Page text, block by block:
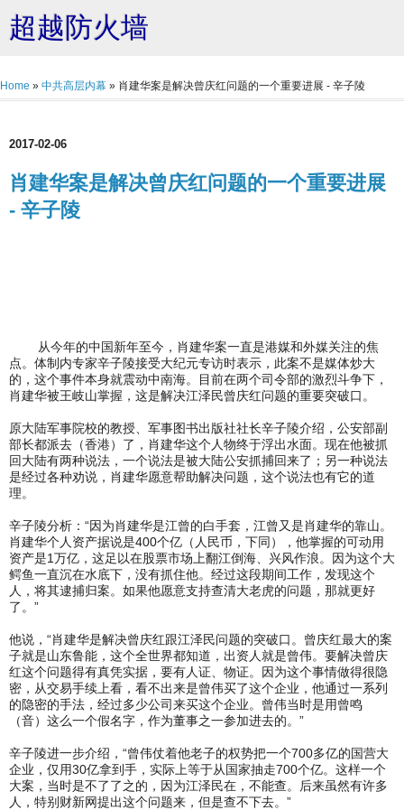
超越防火墙
Home » 中共高层内幕 » 肖建华案是解决曾庆红问题的一个重要进展 - 辛子陵
2017-02-06
肖建华案是解决曾庆红问题的一个重要进展
- 辛子陵
从今年的中国新年至今，肖建华案一直是港媒和外媒关注的焦
点。体制内专家辛子陵接受大纪元专访时表示，此案不是媒体炒大
的，这个事件本身就震动中南海。目前在两个司令部的激烈斗争下，
肖建华被王岐山掌握，这是解决江泽民曾庆红问题的重要突破口。
原大陆军事院校的教授、军事图书出版社社长辛子陵介绍，公安部副
部长都派去（香港）了，肖建华这个人物终于浮出水面。现在他被抓
回大陆有两种说法，一个说法是被大陆公安抓捕回来了；另一种说法
是经过各种劝说，肖建华愿意帮助解决问题，这个说法也有它的道
理。
辛子陵分析：“因为肖建华是江曾的白手套，江曾又是肖建华的靠山。
肖建华个人资产据说是400个亿（人民币，下同），他掌握的可动用
资产是1万亿，这足以在股票市场上翻江倒海、兴风作浪。因为这个大
鳄鱼一直沉在水底下，没有抓住他。经过这段期间工作，发现这个
人，将其逮捕归案。如果他愿意支持查清大老虎的问题，那就更好
了。”
他说，“肖建华是解决曾庆红跟江泽民问题的突破口。曾庆红最大的案
子就是山东鲁能，这个全世界都知道，出资人就是曾伟。要解决曾庆
红这个问题得有真凭实据，要有人证、物证。因为这个事情做得很隐
密，从交易手续上看，看不出来是曾伟买了这个企业，他通过一系列
的隐密的手法，经过多少公司来买这个企业。曾伟当时是用曾鸣
（音）这么一个假名字，作为董事之一参加进去的。”
辛子陵进一步介绍，“曾伟仗着他老子的权势把一个700多亿的国营大
企业，仅用30亿拿到手，实际上等于从国家抽走700个亿。这样一个
大案，当时是不了了之的，因为江泽民在，不能查。后来虽然有许多
人，特别财新网提出这个问题来，但是查不下去。”